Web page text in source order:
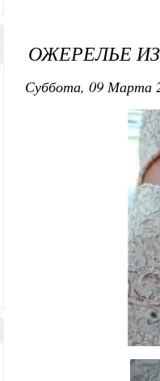
ОЖЕРЕЛЬЕ
Суббота, 09 Марта